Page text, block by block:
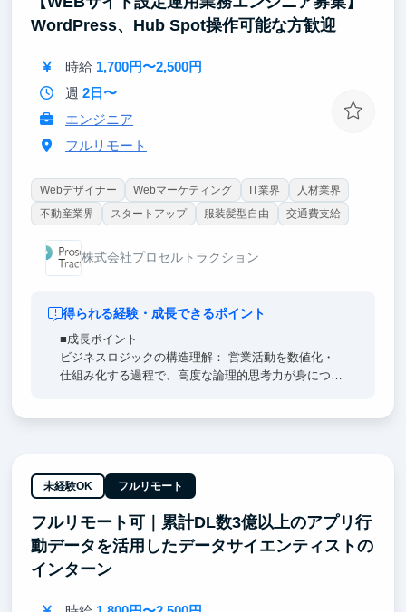
WordPress、Hub Spot操作可能な方歓迎
時給 1,700円〜2,500円
週 2日〜
エンジニア
フルリモート
Webデザイナー Webマーケティング IT業界
人材業界
不動産業界
スタートアップ 服装髪型自由 交通費支給
株式会社プロセルトラクション
得られる経験・成長できるポイント
■成長ポイント
ビジネスロジックの構造理解： 営業活動を数値化・
仕組み化する過程で、高度な論理的思考力が身につき
未経験OK フルリモート
フルリモート可｜累計DL数3億以上のアプリ行
動データを活用したデータサイエンティストの
インターン